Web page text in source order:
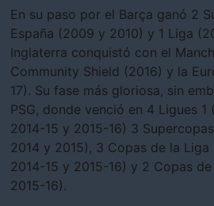
En su paso por el Barça ganó 2
España (2009 y 2010) y 1 Liga
Inglaterra conquistó con el
Community Shield (2016) y la
17). Su fase más gloriosa, sin
PSG, donde venció en 4 Ligues 1
2014-15 y 2015-16) 3
2014 y 2015), 3 Copas de la Liga
2014-15 y 2015-16) y 2 Copas
2015-16).